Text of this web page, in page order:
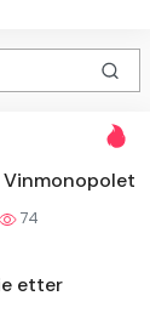
74
etter